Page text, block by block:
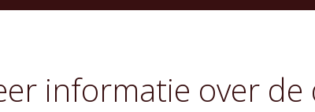
informatie over de